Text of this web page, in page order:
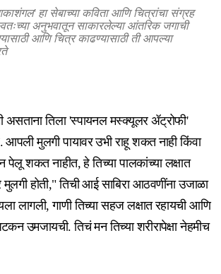
हा सेबाच्या कविता आणि चित्रांचा संग्रह
अनुभवातून साकारलेल्या आंतरिक जगाची
आणि चित्र काढण्यासाठी ती आपल्या
असताना तिला 'स्पायनल मस्क्यूलर ॲट्रोफी'
मुलगी पायावर उभी राहू शकत नाही किंवा
पेलू शकत नाहीत, हे तिच्या पालकांच्या लक्षात
होती," तिची आई साबिरा आठवणींना उजाळा
लागली, गाणी तिच्या सहज लक्षात रहायची आणि
उमजायची. तिचं मन तिच्या शरीरापेक्षा नेहमीच